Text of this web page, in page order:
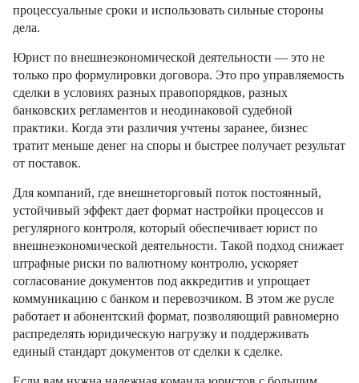
процессуальные сроки и использовать сильные стороны
дела.
Юрист по внешнеэкономической деятельности — это не
только про формулировки договора. Это про управляемость
сделки в условиях разных правопорядков, разных
банковских регламентов и неодинаковой судебной
практики. Когда эти различия учтены заранее, бизнес
тратит меньше денег на споры и быстрее получает результат
от поставок.
Для компаний, где внешнеторговый поток постоянный,
устойчивый эффект дает формат настройки процессов и
регулярного контроля, который обеспечивает юрист по
внешнеэкономической деятельности. Такой подход снижает
штрафные риски по валютному контролю, ускоряет
согласование документов под аккредитив и упрощает
коммуникацию с банком и перевозчиком. В этом же русле
работает и абонентский формат, позволяющий равномерно
распределять юридическую нагрузку и поддерживать
единый стандарт документов от сделки к сделке.